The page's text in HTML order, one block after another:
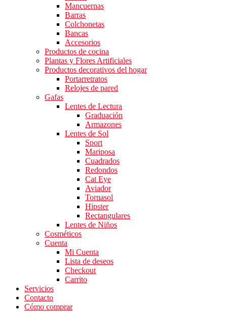
Mancuernas
Barras
Colchonetas
Bancas
Accesorios
Productos de cocina
Plantas y Flores Artificiales
Productos decorativos del hogar
Portarretratos
Relojes de pared
Gafas
Lentes de Lectura
Graduación
Armazones
Lentes de Sol
Sport
Mariposa
Cuadrados
Redondos
Cat Eye
Aviador
Tornasol
Hipster
Rectangulares
Lentes de Niños
Cosméticos
Cuenta
Mi Cuenta
Lista de deseos
Checkout
Carrito
Servicios
Contacto
Cómo comprar